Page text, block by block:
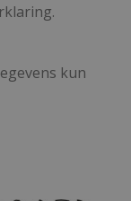
kun